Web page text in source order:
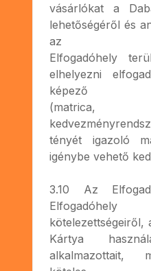
vásárlókat a
lehetőségéről és
az
Elfogadóhely
elhelyezni
képező
(matrica,
tényét igazoló
igénybe vehető
3.10 Az
Elfogadóhely
kötelezettségeiről,
Kártya
alkalmazottait,